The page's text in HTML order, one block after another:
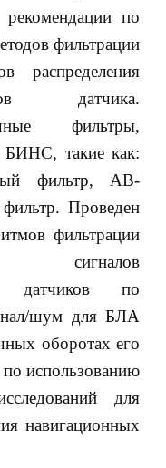
по
фильтрации
распределения
датчика.
фильтры,
БИНС, такие как:
фильтр, АВ-
Проведен
фильтрации
датчиков по
шум для БЛА
оборотах его
использованию
для
навигационных